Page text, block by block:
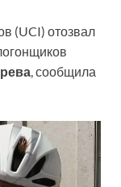
(UCI) отозвал
, сообщила